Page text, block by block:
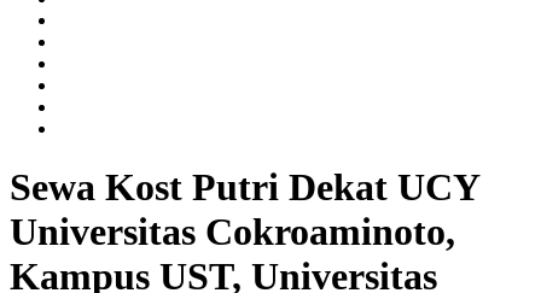
Sewa Kost Putri Dekat UCY
Universitas Cokroaminoto,
Kampus UST, Universitas